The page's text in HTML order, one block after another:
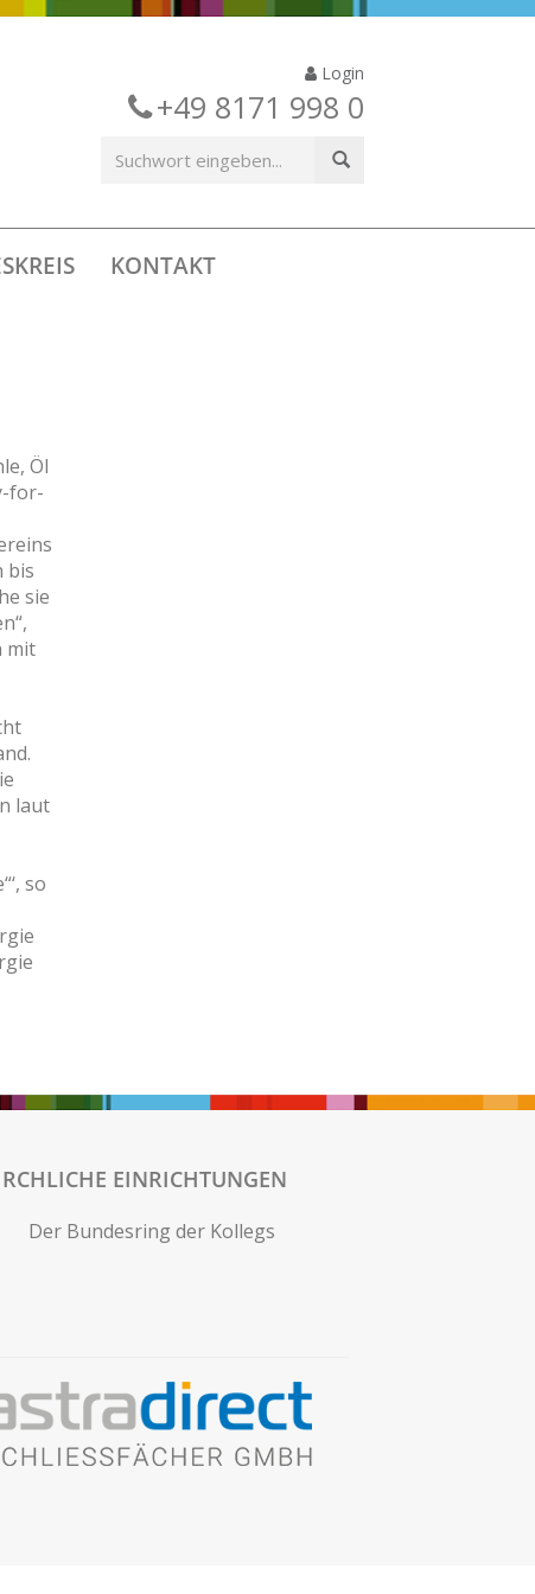
Login
+49 8171 998 0
KONTAKT
Öl
for-
bis
sie
mit
laut
so
EINRICHTUNGEN
Der Bundesring der Kollegs